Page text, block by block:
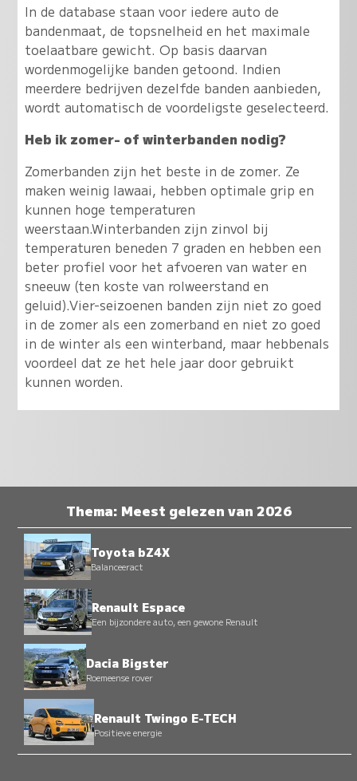
In de database staan voor iedere auto de
bandenmaat, de topsnelheid en het maximale
toelaatbare gewicht. Op basis daarvan
wordenmogelijke banden getoond. Indien
meerdere bedrijven dezelfde banden aanbieden,
wordt automatisch de voordeligste geselecteerd.
Heb ik zomer- of winterbanden nodig?
Zomerbanden zijn het beste in de zomer. Ze
maken weinig lawaai, hebben optimale grip en
kunnen hoge temperaturen
weerstaan.Winterbanden zijn zinvol bij
temperaturen beneden 7 graden en hebben een
beter profiel voor het afvoeren van water en
sneeuw (ten koste van rolweerstand en
geluid).Vier-seizoenen banden zijn niet zo goed
in de zomer als een zomerband en niet zo goed
in de winter als een winterband, maar hebbenals
voordeel dat ze het hele jaar door gebruikt
kunnen worden.
Thema: Meest gelezen van 2026
Toyota bZ4X
Balanceeract
Renault Espace
Een bijzondere auto, een gewone Renault
Dacia Bigster
Roemeense rover
Renault Twingo E-TECH
Positieve energie